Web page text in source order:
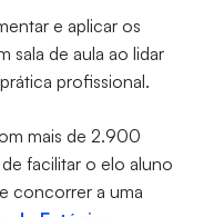
e aplicar os
sala de aula ao lidar
profissional.
mais de 2.900
facilitar o elo aluno
concorrer a uma